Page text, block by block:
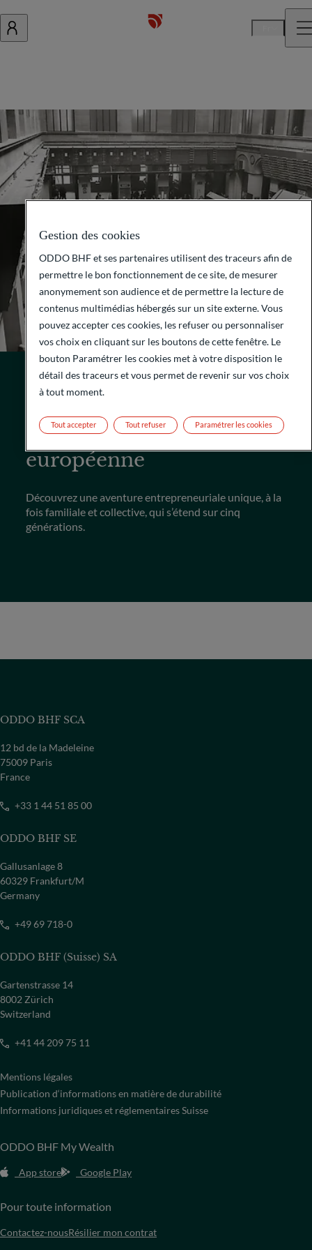
ODDO BHF, une histoire
européenne
Découvrez une aventure entrepreneuriale unique, à la
fois familiale et collective, qui s’étend sur cinq
générations.
ODDO BHF SCA
12 bd de la Madeleine
75009 Paris
France
+33 1 44 51 85 00
ODDO BHF SE
Gallusanlage 8
60329 Frankfurt/M
Germany
+49 69 718-0
ODDO BHF (Suisse) SA
Gartenstrasse 14
8002 Zürich
Switzerland
+41 44 209 75 11
Mentions légales
Publication d‘informations en matière de durabilité
Informations juridiques et réglementaires Suisse
ODDO BHF My Wealth
App store Google Play
Pour toute information
Contactez-nousRésilier mon contrat
Gestion des cookies
ODDO BHF et ses partenaires utilisent des traceurs afin de
permettre le bon fonctionnement de ce site, de mesurer
anonymement son audience et de permettre la lecture de
contenus multimédias hébergés sur un site externe. Vous
pouvez accepter ces cookies, les refuser ou personnaliser
vos choix en cliquant sur les boutons de cette fenêtre. Le
bouton Paramétrer les cookies met à votre disposition le
détail des traceurs et vous permet de revenir sur vos choix
à tout moment.
Tout refuser
Tout accepter Paramétrer les cookies